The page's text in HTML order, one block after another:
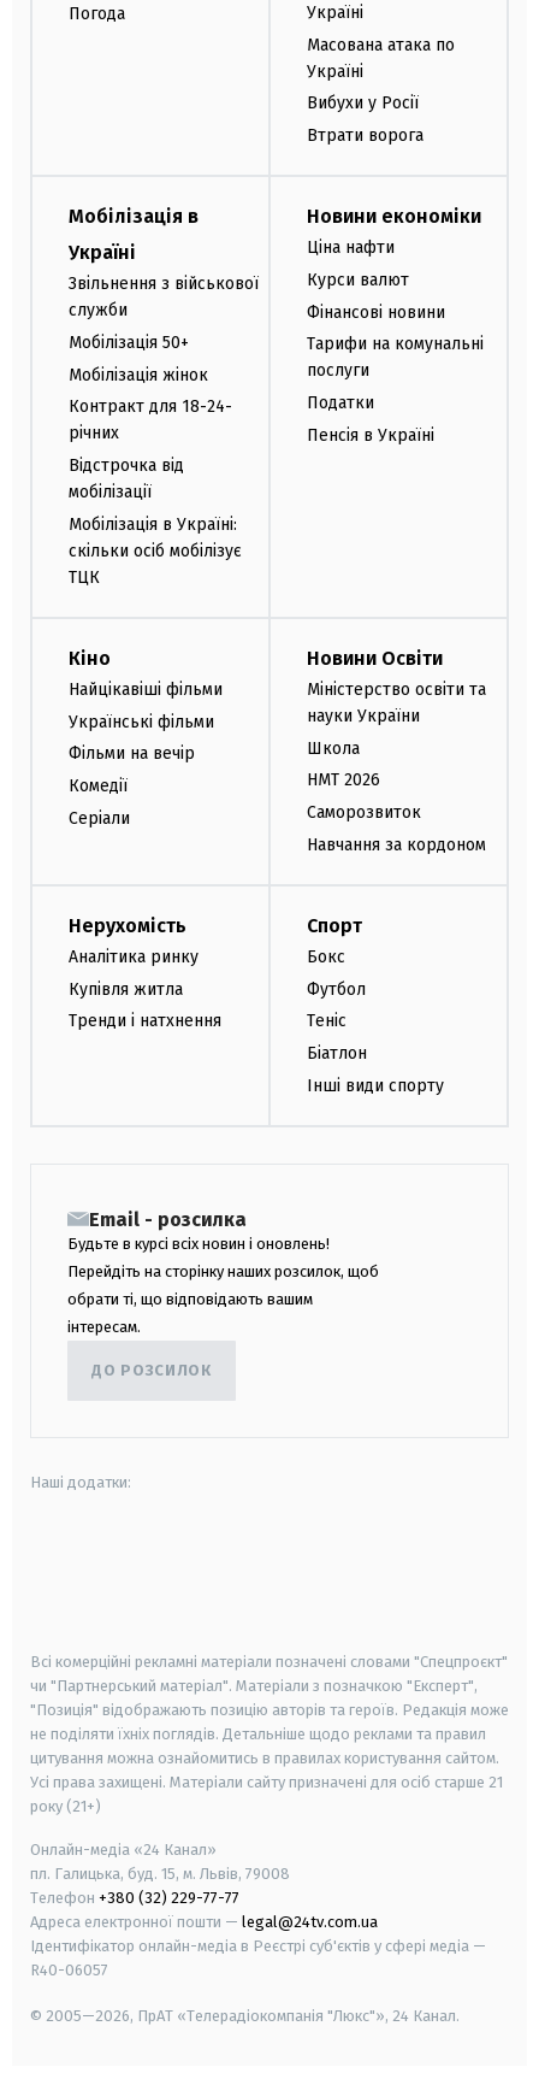
Погода
Україні
Масована атака по
Україні
Вибухи у Росії
Втрати ворога
Мобілізація в
Україні
Звільнення з військової
служби
Мобілізація 50+
Мобілізація жінок
Контракт для 18-24-
річних
Відстрочка від
мобілізації
Мобілізація в Україні:
скільки осіб мобілізує
ТЦК
Новини економіки
Ціна нафти
Курси валют
Фінансові новини
Тарифи на комунальні
послуги
Податки
Пенсія в Україні
Кіно
Найцікавіші фільми
Українські фільми
Фільми на вечір
Комедії
Серіали
Новини Освіти
Міністерство освіти та
науки України
Школа
НМТ 2026
Саморозвиток
Навчання за кордоном
Нерухомість
Аналітика ринку
Купівля житла
Тренди і натхнення
Спорт
Бокс
Футбол
Теніс
Біатлон
Інші види спорту
Email - розсилка
Будьте в курсі всіх новин і оновлень!
Перейдіть на сторінку наших розсилок, щоб
обрати ті, що відповідають вашим
інтересам.
ДО РОЗСИЛОК
Наші додатки:
Всі комерційні рекламні матеріали позначені словами "Спецпроєкт"
чи "Партнерський матеріал". Матеріали з позначкою "Експерт",
"Позиція" відображають позицію авторів та героїв. Редакція може
не поділяти їхніх поглядів. Детальніше щодо реклами та правил
цитування можна ознайомитись в правилах користування сайтом.
Усі права захищені. Матеріали сайту призначені для осіб старше 21
року (21+)
Онлайн-медіа «24 Канал»
пл. Галицька, буд. 15, м. Львів, 79008
Телефон +380 (32) 229-77-77
Адреса електронної пошти — legal@24tv.com.ua
Ідентифікатор онлайн-медіа в Реєстрі суб'єктів у сфері медіа —
R40-06057
© 2005—2026, ПрАТ «Телерадіокомпанія "Люкс"», 24 Канал.